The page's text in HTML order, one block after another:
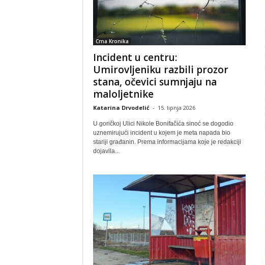
Crna Kronika
Incident u centru:
Umirovljeniku razbili prozor
stana, očevici sumnjaju na
maloljetnike
Katarina Drvodelić - 15. lipnja 2026
U goričkoj Ulici Nikole Bonifačića sinoć se dogodio
uznemirujući incident u kojem je meta napada bio
stariji građanin. Prema informacijama koje je redakciji
dojavila...